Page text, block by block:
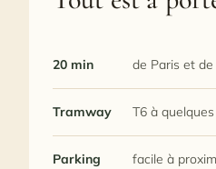
20 min de Paris et
Tramway T6 à
Parking facile à